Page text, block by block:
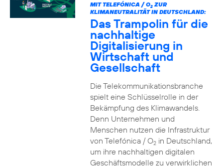
MIT TELEFÓNICA / O2ZUR
KLIMANEUTRALITÄT IN DEUTSCHLAND:
Das Trampolin für die
nachhaltige
Digitalisierung in
Wirtschaft und
Gesellschaft
Die Telekommunikationsbranche
spielt eine Schlüsselrolle in der
Bekämpfung des Klimawandels.
Denn Unternehmen und
Menschen nutzen die Infrastruktur
von Telefónica / O2in Deutschland,
um ihre nachhaltigen digitalen
Geschäftsmodelle zu verwirklichen